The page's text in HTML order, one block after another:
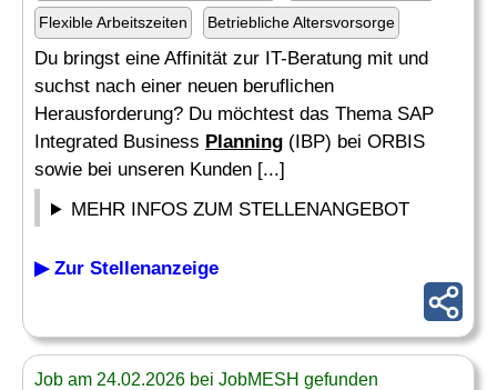
Flexible Arbeitszeiten Betriebliche Altersvorsorge
Du bringst eine Affinität zur IT-Beratung mit und
suchst nach einer neuen beruflichen
Herausforderung? Du möchtest das Thema SAP
Integrated Business Planning (IBP) bei ORBIS
sowie bei unseren Kunden [...]
MEHR INFOS ZUM STELLENANGEBOT
▶ Zur Stellenanzeige
Job am 24.02.2026 bei JobMESH gefunden